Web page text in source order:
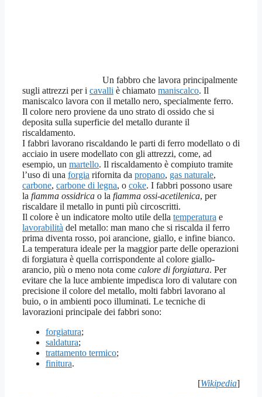
Un fabbro che lavora principalmente
sugli attrezzi per i cavalli è chiamato maniscalco. Il
maniscalco lavora con il metallo nero, specialmente ferro.
Il colore nero proviene da uno strato di ossido che si
deposita sulla superficie del metallo durante il
riscaldamento.
I fabbri lavorano riscaldando le parti di ferro modellato o di
acciaio in usere modellato con gli attrezzi, come, ad
esempio, un martello. Il riscaldamento è compiuto tramite
l’uso di una forgia rifornita da propano, gas naturale,
carbone, carbone di legna, o coke. I fabbri possono usare
la fiamma ossidrica o la fiamma ossi-acetilenica, per
riscaldare il metallo in punti più circoscritti.
Il colore è un indicatore molto utile della temperatura e
lavorabilità del metallo: man mano che si riscalda il ferro
prima diventa rosso, poi arancione, giallo, e infine bianco.
La temperatura ideale per la maggior parte delle operazioni
di forgiatura è quella corrispondente al colore giallo-
arancio, più o meno nota come calore di forgiatura. Per
evitare che la luce ambiente impedisca loro di valutare con
precisione il colore del metallo, molti fabbri lavorano al
buio, o in ambienti poco illuminati. Le tecniche di
lavorazioni principale dei fabbri sono:
forgiatura;
saldatura;
trattamento termico;
finitura.
[Wikipedia]